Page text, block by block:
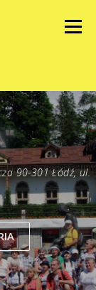
Menu
90-301 Łódź, ul.